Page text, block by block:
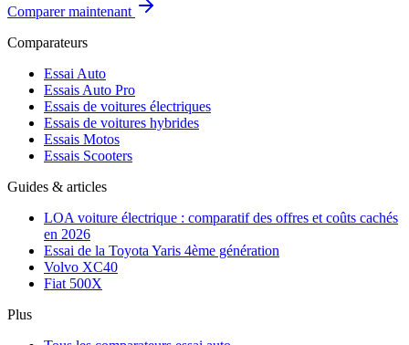
Comparer maintenant
Comparateurs
Essai Auto
Essais Auto Pro
Essais de voitures électriques
Essais de voitures hybrides
Essais Motos
Essais Scooters
Guides & articles
LOA voiture électrique : comparatif des offres et coûts cachés
en 2026
Essai de la Toyota Yaris 4ème génération
Volvo XC40
Fiat 500X
Plus